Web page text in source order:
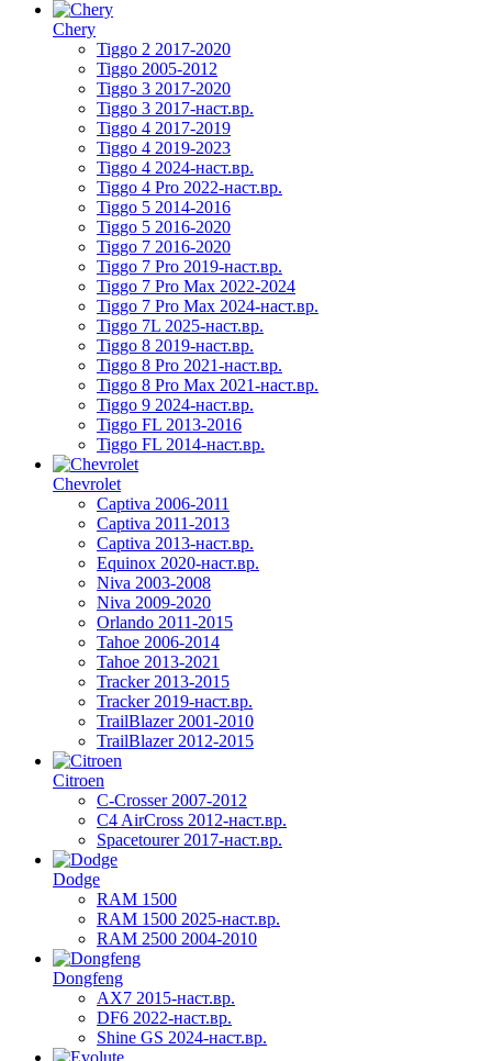
Chery
Tiggo 2 2017-2020
Tiggo 2005-2012
Tiggo 3 2017-2020
Tiggo 3 2017-наст.вр.
Tiggo 4 2017-2019
Tiggo 4 2019-2023
Tiggo 4 2024-наст.вр.
Tiggo 4 Pro 2022-наст.вр.
Tiggo 5 2014-2016
Tiggo 5 2016-2020
Tiggo 7 2016-2020
Tiggo 7 Pro 2019-наст.вр.
Tiggo 7 Pro Max 2022-2024
Tiggo 7 Pro Max 2024-наст.вр.
Tiggo 7L 2025-наст.вр.
Tiggo 8 2019-наст.вр.
Tiggo 8 Pro 2021-наст.вр.
Tiggo 8 Pro Max 2021-наст.вр.
Tiggo 9 2024-наст.вр.
Tiggo FL 2013-2016
Tiggo FL 2014-наст.вр.
Chevrolet
Captiva 2006-2011
Captiva 2011-2013
Captiva 2013-наст.вр.
Equinox 2020-наст.вр.
Niva 2003-2008
Niva 2009-2020
Orlando 2011-2015
Tahoe 2006-2014
Tahoe 2013-2021
Tracker 2013-2015
Tracker 2019-наст.вр.
TrailBlazer 2001-2010
TrailBlazer 2012-2015
Citroen
C-Crosser 2007-2012
C4 AirCross 2012-наст.вр.
Spacetourer 2017-наст.вр.
Dodge
RAM 1500
RAM 1500 2025-наст.вр.
RAM 2500 2004-2010
Dongfeng
AX7 2015-наст.вр.
DF6 2022-наст.вр.
Shine GS 2024-наст.вр.